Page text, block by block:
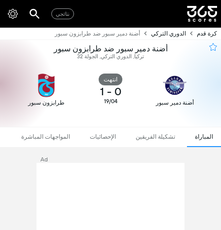
نتائجي
كرة قدم الدوري التركي أضنة دمير سبور ضد طرابزون سبور
أضنة دمير سبور ضد طرابزون سبور
تركيا, الدوري التركي, الجولة 32
أضنة دمير سبور
انتهت
0
-
1
19/04 طرابزون سبور
المباراة تشكيلة الفريقين الإحصائيات المواجهات المباشرة
Ad